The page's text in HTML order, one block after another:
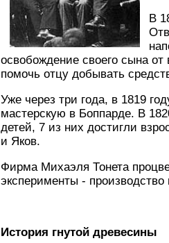
В
освобождение своего сына
помочь отцу добывать
Уже через три года, в 1819
мастерскую в Боппарде. В
детей, 7 из них достигли
и Яков.
Фирма Михаэля Тонета
эксперименты -
История гнутой древесины